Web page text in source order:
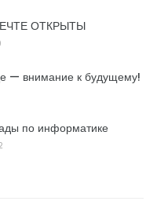
ОТКРЫТЫ
— внимание к будущему!
по информатике